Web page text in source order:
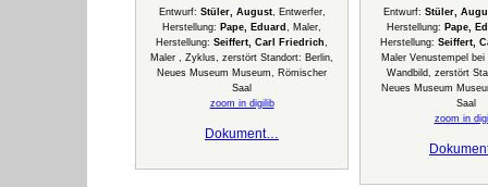
Entwurf: Stüler, August, Entwerfer,
Herstellung: Pape, Eduard , Maler,
Herstellung: Seiffert, Carl Friedrich,
Maler , Zyklus, zerstört Standort: Berlin,
Neues Museum Museum, Römischer
Saal
zoom in digilib
Dokument…
Entwurf: Stüler,
Herstellung: Pape,
Herstellung: Seiffert,
Maler Venustempel bei
Wandbild, zerstört
Neues Museum
Saal
zoom in